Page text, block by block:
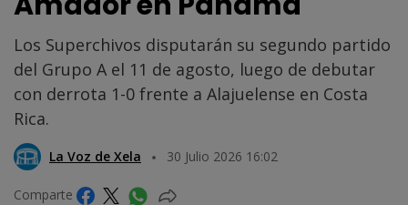
Los Superchivos disputarán su segundo partido
del Grupo A el 11 de agosto, luego de debutar
con derrota 1-0 frente a Alajuelense en Costa
Rica.
La Voz de Xela 30 Julio 2026 16:02
Comparte